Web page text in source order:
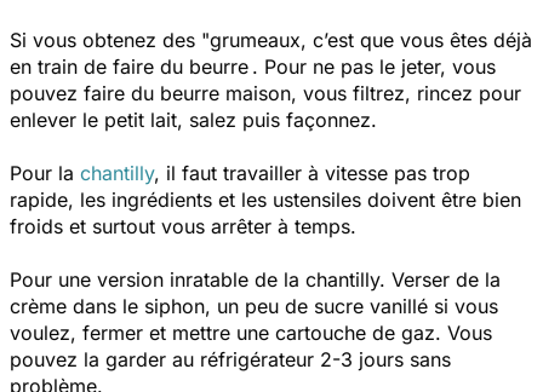
Si vous obtenez des "grumeaux, c’est que vous êtes déjà
en train de faire du beurre . Pour ne pas le jeter, vous
pouvez faire du beurre maison, vous filtrez, rincez pour
enlever le petit lait, salez puis façonnez.
Pour la chantilly, il faut travailler à vitesse pas trop
rapide, les ingrédients et les ustensiles doivent être bien
froids et surtout vous arrêter à temps.
Pour une version inratable de la chantilly. Verser de la
crème dans le siphon, un peu de sucre vanillé si vous
voulez, fermer et mettre une cartouche de gaz. Vous
pouvez la garder au réfrigérateur 2-3 jours sans
problème.